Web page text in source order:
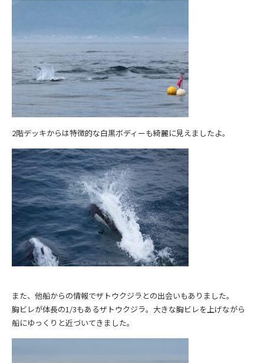
2階デッキからは特徴的な白黒ボディーも綺麗に見えましたよ。
また、他船からの情報でザトウクジラとの出会いもありました。
胸ビレが体長の1/3もあるザトウクジラ。大きな胸ビレを上げながら
船にゆっくりと近づいてきました。